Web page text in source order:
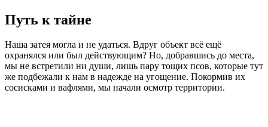
Путь к тайне
Наша затея могла и не удаться. Вдруг объект всё ещё
охранялся или был действующим? Но, добравшись до места,
мы не встретили ни души, лишь пару тощих псов, которые тут
же подбежали к нам в надежде на угощение. Покормив их
сосисками и вафлями, мы начали осмотр территории.